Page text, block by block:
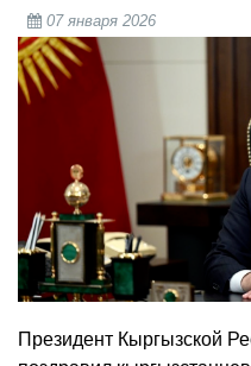
07 января 2026
Президент Кыргызской